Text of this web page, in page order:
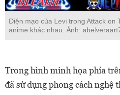
Diện mạo của Levi trong Attack on
anime khác nhau. Ảnh:
Trong hình minh họa phía
đã sử dụng phong cách nghệ